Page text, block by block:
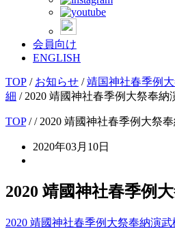
会員向け
ENGLISH
TOP / お知らせ /靖国神社春季例
細 / 2020 靖國神社春季例大祭奉納
TOP// 2020 靖國神社春季例大祭
2020年03月10日
2020 靖國神社春季例
2020 靖國神社春季例大祭奉納演武